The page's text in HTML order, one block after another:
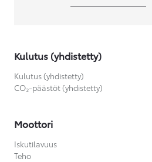
Kulutus (yhdistetty)
Kulutus (yhdistetty)
CO₂-päästöt (yhdistetty)
Moottori
Iskutilavuus
Teho